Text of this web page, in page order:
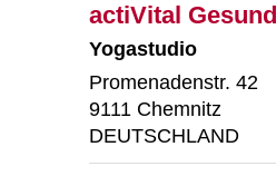
actiVital
Yogastudio
Promenadenstr. 42
9111 Chemnitz
DEUTSCHLAND